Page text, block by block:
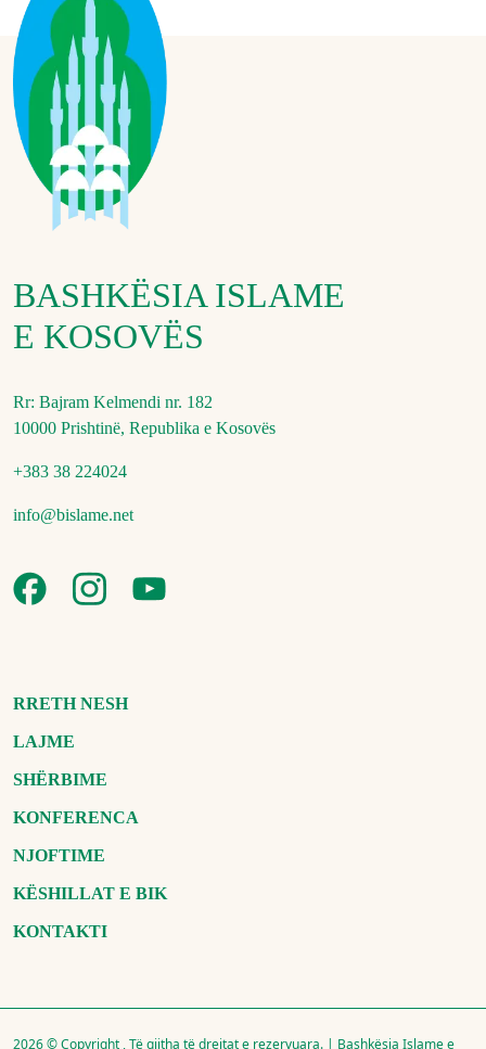
BASHKËSIA ISLAME
E KOSOVËS
Rr: Bajram Kelmendi nr. 182
10000 Prishtinë, Republika e Kosovës
+383 38 224024
info@bislame.net
RRETH NESH
LAJME
SHËRBIME
KONFERENCA
NJOFTIME
KËSHILLAT E BIK
KONTAKTI
2026 © Copyright , Të gjitha të drejtat e rezervuara. | Bashkësia Islame e